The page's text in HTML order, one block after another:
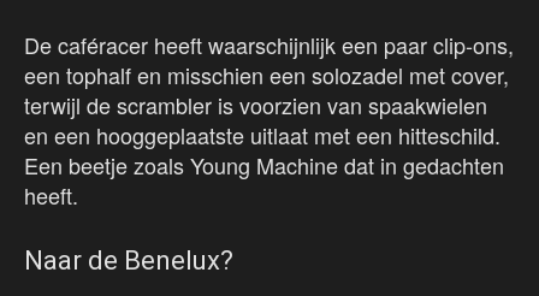
De caféracer heeft waarschijnlijk een paar clip-ons,
een tophalf en misschien een solozadel met cover,
terwijl de scrambler is voorzien van spaakwielen
en een hooggeplaatste uitlaat met een hitteschild.
Een beetje zoals Young Machine dat in gedachten
heeft.
Naar de Benelux?